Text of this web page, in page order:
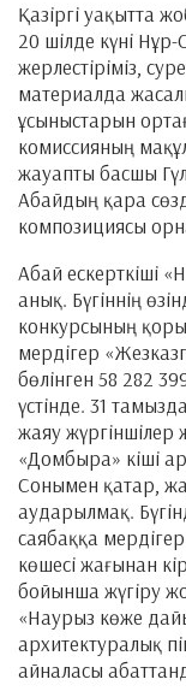
Қазіргі уақытта
20 шілде күні
жерлестіріміз,
материалда
ұсыныстарын
комиссияның
жауапты басшы
Абайдың қара
композициясы
Абай ескерткіші
анық. Бүгіннің
конкурсының
мердігер
бөлінген 58 282
үстінде. 31
жаяу
«Домбыра» кіші
Сонымен қатар,
аударылмақ.
саябаққа
көшесі жағынан
бойынша жүгіру
«Наурыз көже
архитектуралық
айналасы